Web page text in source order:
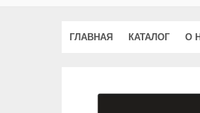
ГЛАВНАЯ КАТАЛОГ О